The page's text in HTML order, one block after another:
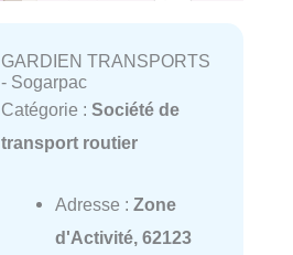
GARDIEN TRANSPORTS
- Sogarpac
Catégorie : Société de
transport routier
Adresse : Zone
d'Activité, 62123